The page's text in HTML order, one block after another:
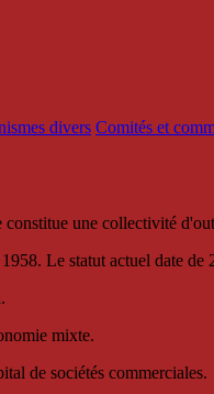
divers Comités et
une collectivité
Le statut actuel date de
mixte.
de sociétés commerciales.